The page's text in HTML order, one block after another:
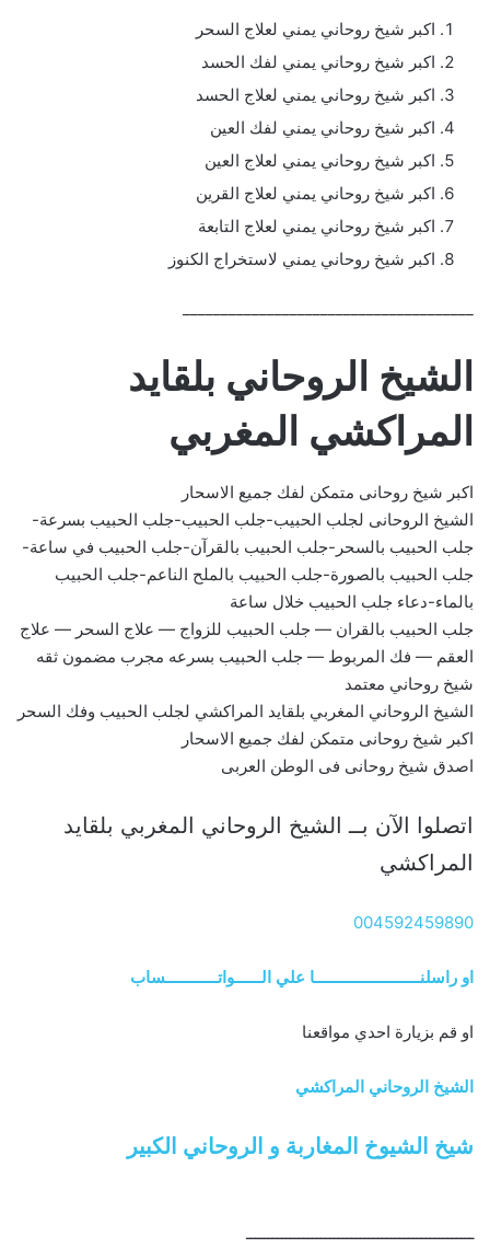
اكبر شيخ روحاني يمني لعلاج السحر
اكبر شيخ روحاني يمني لفك الحسد
اكبر شيخ روحاني يمني لعلاج الحسد
اكبر شيخ روحاني يمني لفك العين
اكبر شيخ روحاني يمني لعلاج العين
اكبر شيخ روحاني يمني لعلاج القرين
اكبر شيخ روحاني يمني لعلاج التابعة
اكبر شيخ روحاني يمني لاستخراج الكنوز
الشيخ الروحاني بلقايد
المراكشي المغربي
اكبر شيخ روحانى متمكن لفك جميع الاسحار
الشيخ الروحانى لجلب الحبيب-جلب الحبيب-جلب الحبيب بسرعة-
جلب الحبيب بالسحر-جلب الحبيب بالقرآن-جلب الحبيب في ساعة-
جلب الحبيب بالصورة-جلب الحبيب بالملح الناعم-جلب الحبيب
بالماء-دعاء جلب الحبيب خلال ساعة
جلب الحبيب بالقران — جلب الحبيب للزواج — علاج السحر — علاج
العقم — فك المربوط — جلب الحبيب بسرعه مجرب مضمون ثقه
شيخ روحاني معتمد
الشيخ الروحاني المغربي بلقايد المراكشي لجلب الحبيب وفك السحر
اكبر شيخ روحانى متمكن لفك جميع الاسحار
اصدق شيخ روحانى فى الوطن العربى
اتصلوا الآن بــ الشيخ الروحاني المغربي بلقايد
المراكشي
004592459890
او راسلنــــــــــــــــــــــــا علي الــــــواتــــــــــــساب
او قم بزيارة احدي مواقعنا
الشيخ الروحاني المراكشي
شيخ الشيوخ المغاربة و الروحاني الكبير
ــــــــــــــــــــــــــــــــــــــــــــــــــــ